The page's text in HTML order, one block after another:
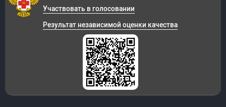
Участвовать в голосовании
Результат независимой оценки качества